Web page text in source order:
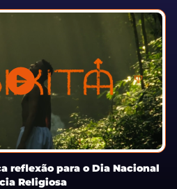
reflexão para o Dia Nacional
Religiosa